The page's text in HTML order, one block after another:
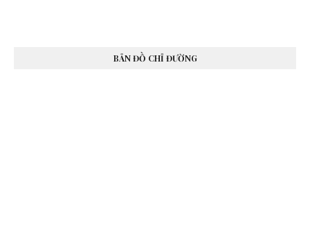
BẢN ĐỒ CHỈ ĐƯỜNG